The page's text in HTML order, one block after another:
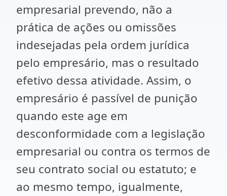
empresarial prevendo, não a
prática de ações ou omissões
indesejadas pela ordem jurídica
pelo empresário, mas o resultado
efetivo dessa atividade. Assim, o
empresário é passível de punição
quando este age em
desconformidade com a legislação
empresarial ou contra os termos de
seu contrato social ou estatuto; e
ao mesmo tempo, igualmente,